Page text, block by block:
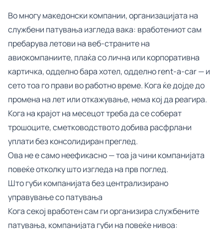
Во многу македонски компании, организацијата на
службени патувања изгледа вака: вработениот сам
пребарува летови на веб-страните на
авиокомпаниите, плаќа со лична или корпоративна
картичка, одделно бара хотел, одделно rent-a-car — и
сето тоа го прави во работно време. Кога ќе дојде до
промена на лет или откажување, нема кој да реагира.
Кога на крајот на месецот треба да се соберат
трошоците, сметководството добива расфрлани
уплати без консолидиран преглед.
Ова не е само неефикасно — тоа ја чини компанијата
повеќе отколку што изгледа на прв поглед.
Што губи компанијата без централизирано
управување со патувања
Кога секој вработен сам ги организира службените
патувања, компанијата губи на повеќе нивоа: